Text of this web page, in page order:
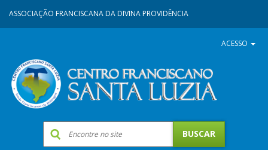
ASSOCIAÇÃO FRANCISCANA DA DIVINA PROVIDÊNCIA
ACESSO